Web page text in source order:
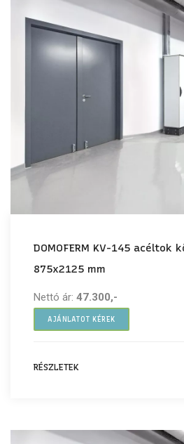
DOMOFERM KV-145 acéltok
875x2125 mm
Nettó ár: 47.300,-
AJÁNLATOT KÉREK
RÉSZLETEK